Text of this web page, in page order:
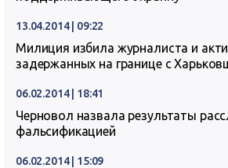
13.04.2014 | 09:22
Милиция избила журналиста и
задержанных на границе с
06.02.2014 | 18:41
Черновол назвала результаты
фальсификацией
06.02.2014 | 15:09